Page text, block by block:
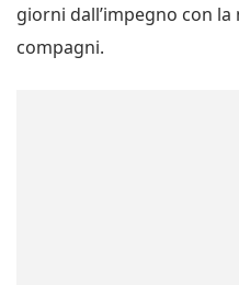
giorni dall’impegno con
compagni.